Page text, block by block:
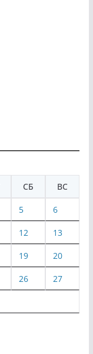
СБ ВС
5 6
12 13
19 20
26 27